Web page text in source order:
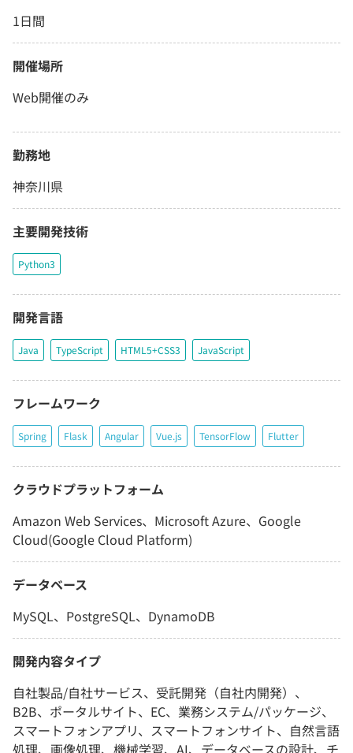
1日間
開催場所
Web開催のみ
勤務地
神奈川県
主要開発技術
Python3
開発言語
Java TypeScript HTML5+CSS3 JavaScript
フレームワーク
Spring Flask Angular Vue.js TensorFlow Flutter
クラウドプラットフォーム
Amazon Web Services、Microsoft Azure、Google
Cloud(Google Cloud Platform)
データベース
MySQL、PostgreSQL、DynamoDB
開発内容タイプ
自社製品/自社サービス、受託開発（自社内開発）、
B2B、ポータルサイト、EC、業務システム/パッケージ、
スマートフォンアプリ、スマートフォンサイト、自然言語